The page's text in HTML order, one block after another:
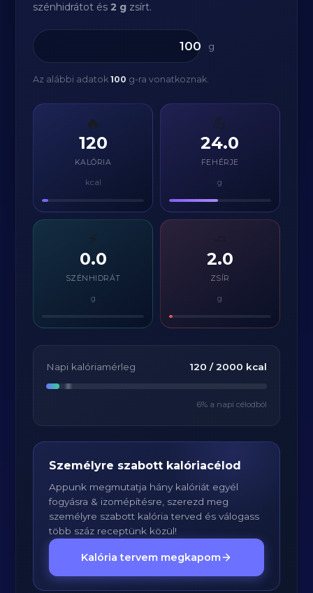
szénhidrátot és2 g zsírt.
g
Az alábbi adatok100 g-ra vonatkoznak.
🔥
120
KALÓRIA
kcal
💪
24.0
FEHÉRJE
g
⚡
0.0
SZÉNHIDRÁT
g
2.0
ZSÍR
g
Napi kalóriamérleg 120 / 2000 kcal
6% a napi célodból
Személyre szabott kalóriacélod
Appunk megmutatja hány kalóriát egyél
fogyásra & izomépítésre, szerezd meg
személyre szabott kalória terved és válogass
több száz receptünk közül!
Kalória tervem megkapom